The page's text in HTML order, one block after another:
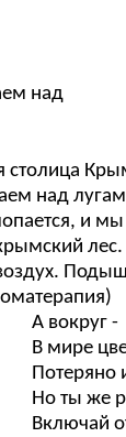
над
столица
над
и
лес.
-
-
их